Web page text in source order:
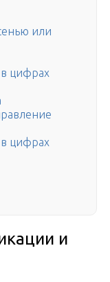
или
в цифрах
в цифрах
и